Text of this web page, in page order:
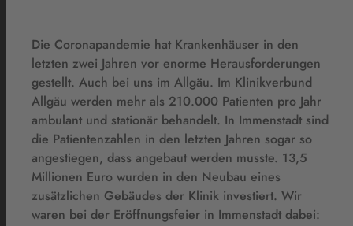
Die Coronapandemie hat Krankenhäuser in den
letzten zwei Jahren vor enorme Herausforderungen
gestellt. Auch bei uns im Allgäu. Im Klinikverbund
Allgäu werden mehr als 210.000 Patienten pro Jahr
ambulant und stationär behandelt. In Immenstadt sind
die Patientenzahlen in den letzten Jahren sogar so
angestiegen, dass angebaut werden musste. 13,5
Millionen Euro wurden in den Neubau eines
zusätzlichen Gebäudes der Klinik investiert. Wir
waren bei der Eröffnungsfeier in Immenstadt dabei: